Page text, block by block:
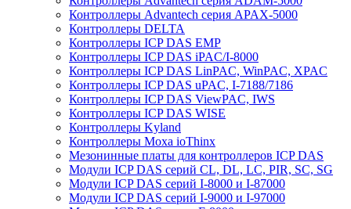
Контроллеры Advantech серия APAX-5000
Контроллеры DELTA
Контроллеры ICP DAS EMP
Контроллеры ICP DAS iPAC/I-8000
Контроллеры ICP DAS LinPAC, WinPAC, XPAC
Контроллеры ICP DAS uPAC, I-7188/7186
Контроллеры ICP DAS ViewPAC, IWS
Контроллеры ICP DAS WISE
Контроллеры Kyland
Контроллеры Moxa ioThinx
Мезонинные платы для контроллеров ICP DAS
Модули ICP DAS серий CL, DL, LC, PIR, SC, SG
Модули ICP DAS серий I-8000 и I-87000
Модули ICP DAS серий I-9000 и I-97000